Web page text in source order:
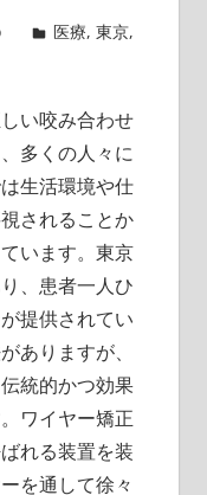
医療,東京,
い咬み合わせ
多くの人々に
生活環境や仕
されることか
います。東京
、患者一人ひ
提供されてい
ありますが、
統的かつ効果
ワイヤー矯正
れる装置を装
を通して徐々